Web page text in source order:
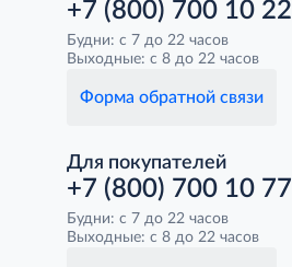
+7 (800) 700 10 22
Будни: с 7 до 22 часов
Выходные: с 8 до 22 часов
Форма обратной связи
Для покупателей
+7 (800) 700 10 77
Будни: с 7 до 22 часов
Выходные: с 8 до 22 часов